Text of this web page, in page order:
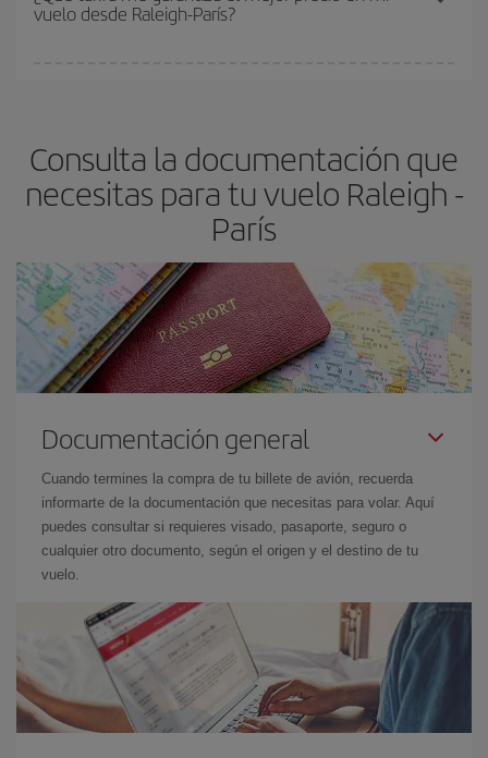
y de que las tarifas más baratas (turista) estén disponibles o se
vuelo desde Raleigh-París?
Consulta la documentación que
necesitas para tu vuelo Raleigh -
París
Documentación general
Cuando termines la compra de tu billete de avión, recuerda
informarte de la documentación que necesitas para volar. Aquí
puedes consultar si requieres visado, pasaporte, seguro o
cualquier otro documento, según el origen y el destino de tu
vuelo.